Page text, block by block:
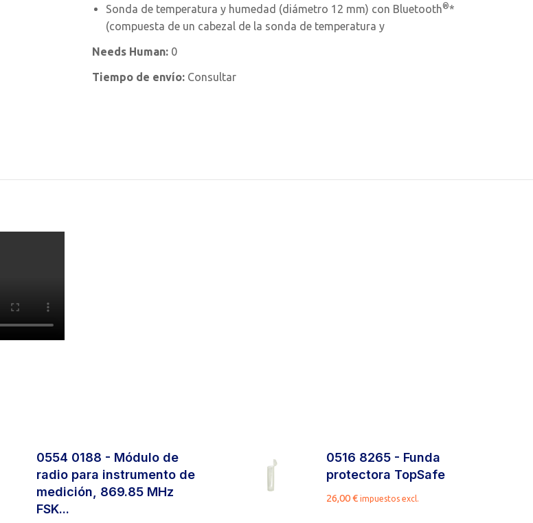
Sonda de temperatura y humedad (diámetro 12 mm) con Bluetooth®*
(compuesta de un cabezal de la sonda de temperatura y
Needs Human: 0
Tiempo de envío: Consultar
0554 0188 - Módulo de
radio para instrumento de
medición, 869.85 MHz
FSK...
0516 8265 - Funda
protectora TopSafe
26,00€ impuestos excl.